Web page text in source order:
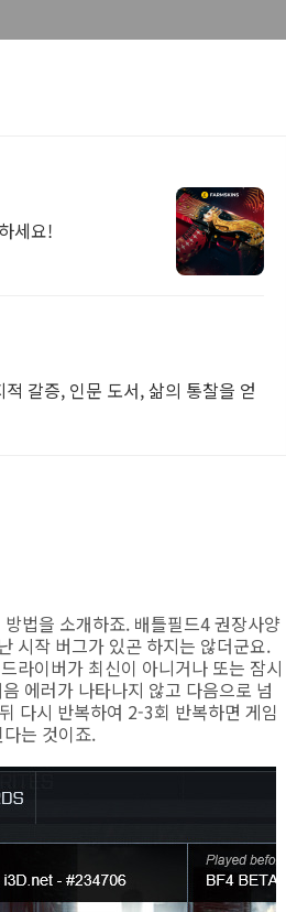
세요!
갈증, 인문 도서, 삶의 통찰을 얻
법을 소개하죠. 배틀필드4 권장사양
시작 버그가 있곤 하지는 않더군요.
라이버가 최신이 아니거나 또는 잠시
에러가 나타나지 않고 다음으로 넘
다시 반복하여 2-3회 반복하면 게임
는 것이죠.